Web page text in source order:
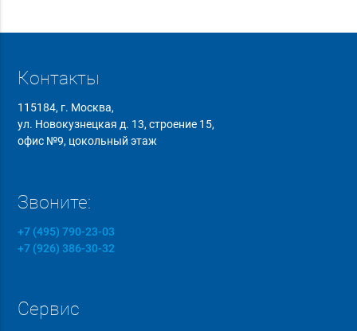
Контакты
115184, г. Москва,
ул. Новокузнецкая д. 13, строение 15,
офис №9, цокольный этаж
Звоните:
+7 (495) 790-23-03
+7 (926) 386-30-32
Сервис